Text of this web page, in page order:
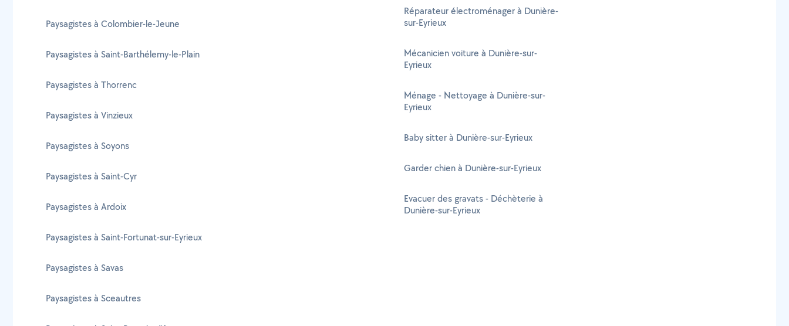
Paysagistes à Colombier-le-Jeune
Paysagistes à Saint-Barthélemy-le-Plain
Paysagistes à Thorrenc
Paysagistes à Vinzieux
Paysagistes à Soyons
Paysagistes à Saint-Cyr
Paysagistes à Ardoix
Paysagistes à Saint-Fortunat-sur-Eyrieux
Paysagistes à Savas
Paysagistes à Sceautres
Réparateur électroménager à Dunière-
sur-Eyrieux
Mécanicien voiture à Dunière-sur-
Eyrieux
Ménage - Nettoyage à Dunière-sur-
Eyrieux
Baby sitter à Dunière-sur-Eyrieux
Garder chien à Dunière-sur-Eyrieux
Evacuer des gravats - Déchèterie à
Dunière-sur-Eyrieux